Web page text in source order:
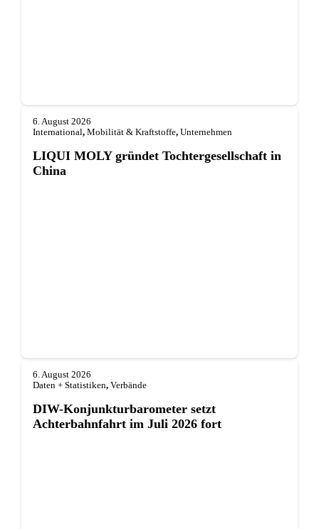
6. August 2026
International, Mobilität & Kraftstoffe, Unternehmen
LIQUI MOLY gründet Tochterge­sellschaft in
China
6. August 2026
Daten + Statistiken, Verbände
DIW-Konjunkturbarometer setzt
Achterbahnfahrt im Juli 2026 fort